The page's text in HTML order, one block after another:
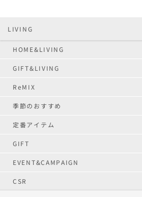
者の負担となります。
容および開催時間の変更または開催を中止
中止の場合の振替はありませんので、ご了
とはできません。
者を含む）との間に生じた紛争等につい
ません。
する目的のみに使用し、お客様の同意なし
求められた場合を除く）。なお、個人情報
LIVING
HOME&LIVING
GIFT&LIVING
ReMIX
季節のおすすめ
定番アイテム
GIFT
EVENT&CAMPAIGN
CSR